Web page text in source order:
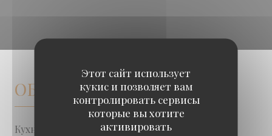
Этот сайт использует
кукис и позволяет вам
контролировать сервисы
которые вы хотите
активировать
ОБЩАЯ ИНФОРМАЦИЯ
Кухня
домашний, Южная Африка